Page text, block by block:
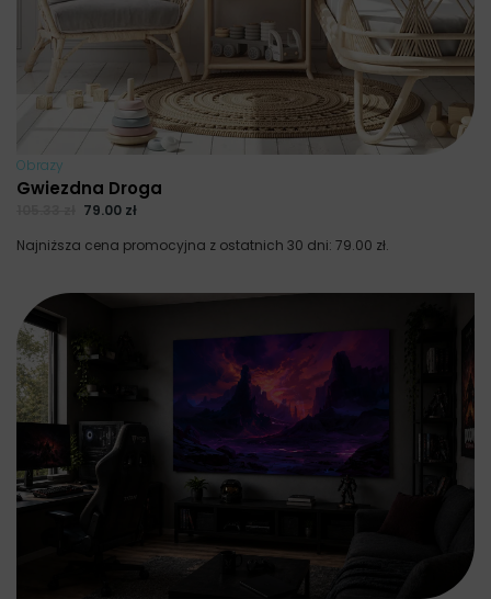
Obrazy
Gwiezdna Droga
79.00 zł
Najniższa cena promocyjna z ostatnich 30 dni: 79.00 zł.